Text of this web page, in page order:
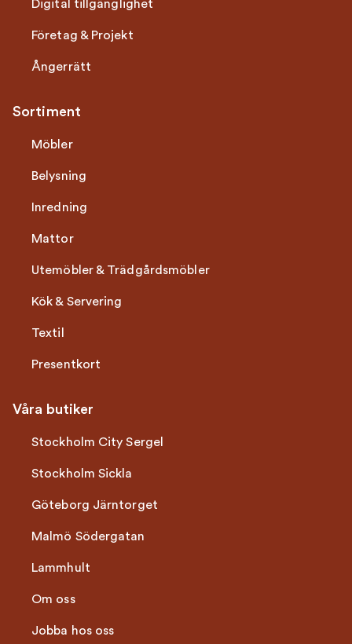
Digital tillgänglighet
Företag & Projekt
Ångerrätt
Sortiment
Möbler
Belysning
Inredning
Mattor
Utemöbler & Trädgårdsmöbler
Kök & Servering
Textil
Presentkort
Våra butiker
Stockholm City Sergel
Stockholm Sickla
Göteborg Järntorget
Malmö Södergatan
Lammhult
Om oss
Jobba hos oss